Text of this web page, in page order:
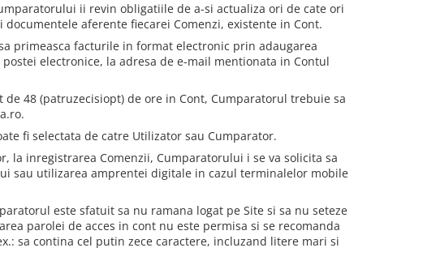
ii revin obligatiile de a-si actualiza ori de cate ori
aferente fiecarei Comenzi, existente in Cont.
primeasca facturile in format electronic prin adaugarea
electronice, la adresa de e-mail mentionata in Contul
48 (patruzecisiopt) de ore in Cont, Cumparatorul trebuie sa
fi selectata de catre Utilizator sau Cumparator.
inregistrarea Comenzii, Cumparatorului i se va solicita sa
sau utilizarea amprentei digitale in cazul terminalelor mobile
este sfatuit sa nu ramana logat pe Site si sa nu seteze
parolei de acces in cont nu este permisa si se recomanda
sa contina cel putin zece caractere, incluzand litere mari si